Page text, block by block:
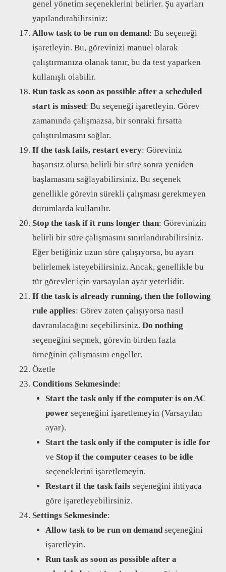
genel yönetim seçeneklerini belirler. Şu ayarları
yapılandırabilirsiniz:
Allow task to be run on demand: Bu seçeneği
işaretleyin. Bu, görevinizi manuel olarak
çalıştırmanıza olanak tanır, bu da test yaparken
kullanışlı olabilir.
Run task as soon as possible after a scheduled
start is missed: Bu seçeneği işaretleyin. Görev
zamanında çalışmazsa, bir sonraki fırsatta
çalıştırılmasını sağlar.
If the task fails, restart every: Göreviniz
başarısız olursa belirli bir süre sonra yeniden
başlamasını sağlayabilirsiniz. Bu seçenek
genellikle görevin sürekli çalışması gerekmeyen
durumlarda kullanılır.
Stop the task if it runs longer than: Görevinizin
belirli bir süre çalışmasını sınırlandırabilirsiniz.
Eğer betiğiniz uzun süre çalışıyorsa, bu ayarı
belirlemek isteyebilirsiniz. Ancak, genellikle bu
tür görevler için varsayılan ayar yeterlidir.
If the task is already running, then the following
rule applies: Görev zaten çalışıyorsa nasıl
davranılacağını seçebilirsiniz. Do nothing
seçeneğini seçmek, görevin birden fazla
örneğinin çalışmasını engeller.
Özetle
Conditions Sekmesinde:
Start the task only if the computer is on AC
power seçeneğini işaretlemeyin (Varsayılan
ayar).
Start the task only if the computer is idle for
ve Stop if the computer ceases to be idle
seçeneklerini işaretlemeyin.
Restart if the task fails seçeneğini ihtiyaca
göre işaretleyebilirsiniz.
Settings Sekmesinde:
Allow task to be run on demand seçeneğini
işaretleyin.
Run task as soon as possible after a